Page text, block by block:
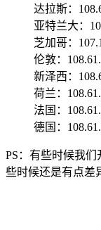
达拉斯：
亚特兰大：
芝加哥：
伦敦：
新泽西：
荷兰：
法国：
德国：
PS：有些时候我
些时候还是有点差